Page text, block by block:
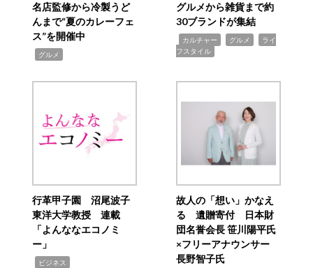
名店監修から冷製うど
んまで“夏のカレーフェ
ス”を開催中
グルメ
グルメから雑貨まで約
30ブランドが集結
カルチャー グルメ
ライ
フスタイル
行革甲子園 沼尾波子
東洋大学教授 連載
「よんななエコノミ
ー」
ビジネス
故人の「想い」かなえ
る 遺贈寄付 日本財
団名誉会長 笹川陽平氏
×フリーアナウンサー
長野智子氏